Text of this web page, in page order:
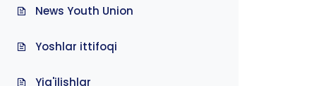
News Youth Union
Yoshlar ittifoqi
Yig'ilishlar